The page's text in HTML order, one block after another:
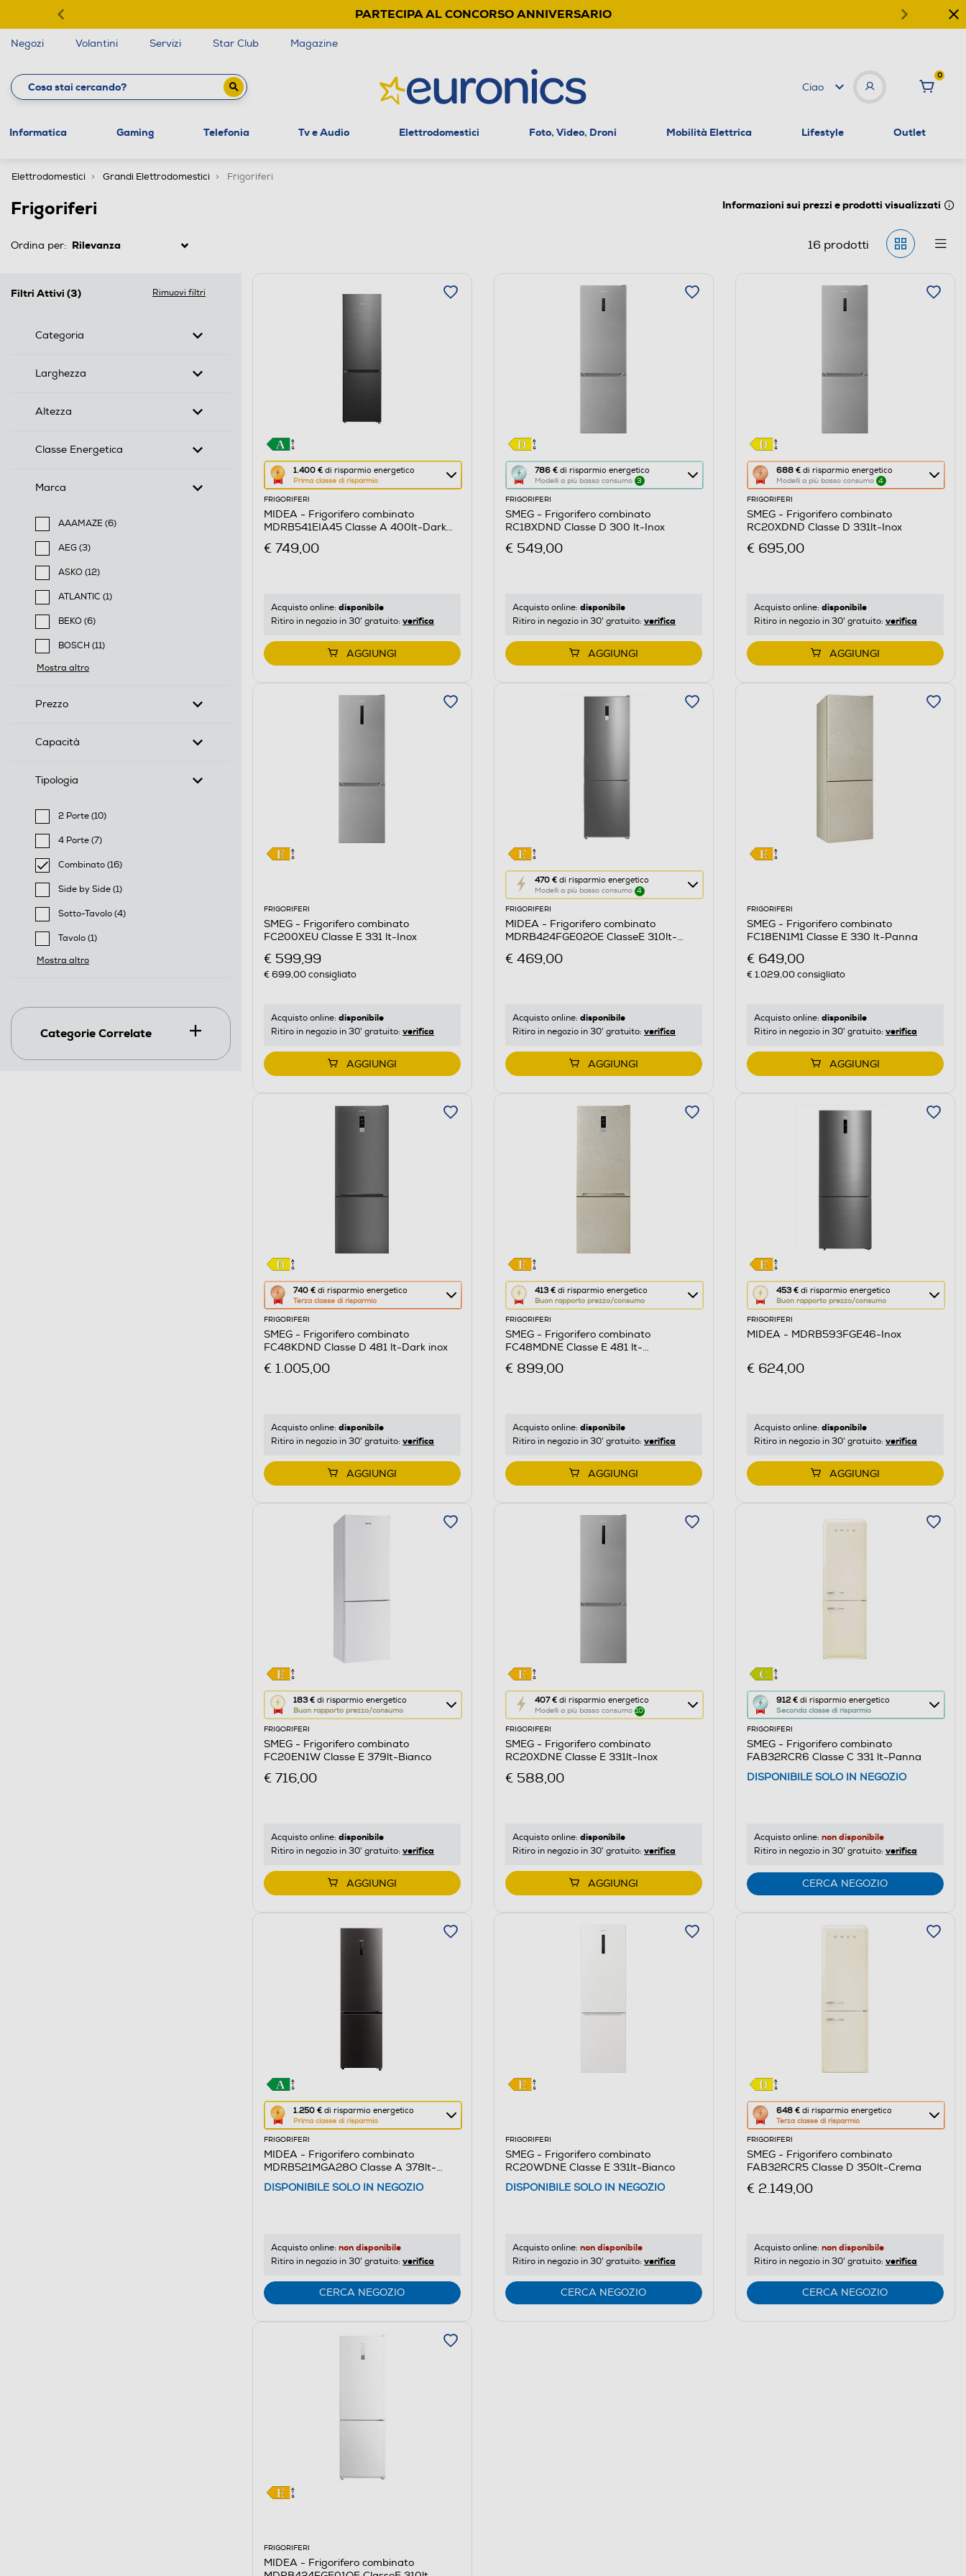
PARTECIPA AL CONCORSO ANNIVERSARIO
Negozi Volantini Servizi Star Club Magazine
Ciao
0
Informatica Gaming Telefonia Tv e Audio Elettrodomestici Foto, Video, Droni Mobilità Elettrica Lifestyle Outlet
Elettrodomestici Grandi Elettrodomestici Frigoriferi
Frigoriferi Informazioni sui prezzi e prodotti visualizzati
Ordina per: 16prodotti
Filtri Attivi (3) Rimuovi filtri
Categoria
Larghezza
Altezza
Classe Energetica
Marca
AAAMAZE (6)
Filtra per Marca: AAAMAZE
AEG (3)
Filtra per Marca: AEG
ASKO (12)
Filtra per Marca: ASKO
ATLANTIC (1)
Filtra per Marca: ATLANTIC
BEKO (6)
Filtra per Marca: BEKO
BOSCH (11)
Filtra per Marca: BOSCH
Mostra altro
Prezzo
Capacità
Tipologia
2 Porte (10)
Filtra per Tipologia: 2 Porte
4 Porte (7)
Filtra per Tipologia: 4 Porte
Combinato (16)
selected Filtro applicato per Tipologia: Combinato
Side by Side (1)
Filtra per Tipologia: Side by Side
Sotto-Tavolo (4)
Filtra per Tipologia: Sotto-Tavolo
Tavolo (1)
Filtra per Tipologia: Tavolo
Mostra altro
Categorie Correlate
1.400 € di risparmio energetico
Prima classe di risparmio
Questa
azione
aprirà
il
di
di
Youreko.
FRIGORIFERI
MIDEA - Frigorifero combinato
MDRB541EIA45 Classe A 400lt-Dark
€ 749,00
Acquisto online: disponibile
Ritiro in negozio in 30' gratuito: verifica
AGGIUNGI
786 €di risparmio energetico
Modelli a più basso consumo 3
Questa
azione
aprirà
il
di
di
Youreko.
FRIGORIFERI
SMEG - Frigorifero combinato
RC18XDND Classe D 300 lt-Inox
€ 549,00
Acquisto online: disponibile
Ritiro in negozio in 30' gratuito: verifica
AGGIUNGI
688 €di risparmio energetico
Modelli a più basso consumo 4
Questa
azione
aprirà
il
di
di
Youreko.
FRIGORIFERI
SMEG - Frigorifero combinato
RC20XDND Classe D 331lt-Inox
€ 695,00
Acquisto online: disponibile
Ritiro in negozio in 30' gratuito: verifica
AGGIUNGI
FRIGORIFERI
SMEG - Frigorifero combinato
FC200XEU Classe E 331 lt-Inox
€ 599,99
€ 699,00consigliato
Acquisto online: disponibile
Ritiro in negozio in 30' gratuito: verifica
AGGIUNGI
470 €di risparmio energetico
Modelli a più basso consumo 4
Questa
azione
aprirà
il
di
di
Youreko.
FRIGORIFERI
MIDEA - Frigorifero combinato
MDRB424FGE02OE ClasseE 310lt-
€ 469,00
Acquisto online: disponibile
Ritiro in negozio in 30' gratuito: verifica
AGGIUNGI
FRIGORIFERI
SMEG - Frigorifero combinato
FC18EN1M1 Classe E 330 lt-Panna
€ 649,00
€ 1.029,00consigliato
Acquisto online: disponibile
Ritiro in negozio in 30' gratuito: verifica
AGGIUNGI
740 € di risparmio energetico
Terza classe di risparmio
Questa
azione
aprirà
il
di
di
Youreko.
FRIGORIFERI
SMEG - Frigorifero combinato
FC48KDND Classe D 481 lt-Dark inox
€ 1.005,00
Acquisto online: disponibile
Ritiro in negozio in 30' gratuito: verifica
AGGIUNGI
413 €di risparmio energetico
Buon rapporto prezzo/consumo
Questa
azione
aprirà
il
di
di
Youreko.
FRIGORIFERI
SMEG - Frigorifero combinato
FC48MDNE Classe E 481 lt-
€ 899,00
Acquisto online: disponibile
Ritiro in negozio in 30' gratuito: verifica
AGGIUNGI
453 €di risparmio energetico
Buon rapporto prezzo/consumo
Questa
azione
aprirà
il
di
di
Youreko.
FRIGORIFERI
MIDEA - MDRB593FGE46-Inox
€ 624,00
Acquisto online: disponibile
Ritiro in negozio in 30' gratuito: verifica
AGGIUNGI
183 € di risparmio energetico
Buon rapporto prezzo/consumo
Questa
azione
aprirà
il
di
di
Youreko.
FRIGORIFERI
SMEG - Frigorifero combinato
FC20EN1W Classe E 379lt-Bianco
€ 716,00
Acquisto online: disponibile
Ritiro in negozio in 30' gratuito: verifica
AGGIUNGI
407 €di risparmio energetico
Modelli a più basso consumo 10
Questa
azione
aprirà
il
di
di
Youreko.
FRIGORIFERI
SMEG - Frigorifero combinato
RC20XDNE Classe E 331lt-Inox
€ 588,00
Acquisto online: disponibile
Ritiro in negozio in 30' gratuito: verifica
AGGIUNGI
912 €di risparmio energetico
Seconda classe di risparmio
Questa
azione
aprirà
il
Calcolatore
di
Youreko.
FRIGORIFERI
SMEG - Frigorifero combinato
FAB32RCR6 Classe C 331 lt-Panna
DISPONIBILE SOLO IN NEGOZIO
Acquisto online: non disponibile
Ritiro in negozio in 30' gratuito: verifica
CERCA NEGOZIO
1.250 € di risparmio energetico
Prima classe di risparmio
Questa
azione
aprirà
il
di
Youreko.
FRIGORIFERI
MIDEA - Frigorifero combinato
MDRB521MGA28O Classe A 378lt-
Acciaio Inox
DISPONIBILE SOLO IN NEGOZIO
Acquisto online: non disponibile
Ritiro in negozio in 30' gratuito: verifica
CERCA NEGOZIO
FRIGORIFERI
SMEG - Frigorifero combinato
RC20WDNE Classe E 331lt-Bianco
DISPONIBILE SOLO IN NEGOZIO
Acquisto online: non disponibile
Ritiro in negozio in 30' gratuito: verifica
CERCA NEGOZIO
648 €di risparmio energetico
Terza classe di risparmio
Questa
azione
aprirà
il
di
di
Youreko.
FRIGORIFERI
SMEG - Frigorifero combinato
FAB32RCR5 Classe D 350lt-Crema
€ 2.149,00
Acquisto online: non disponibile
Ritiro in negozio in 30' gratuito: verifica
CERCA NEGOZIO
FRIGORIFERI
MIDEA - Frigorifero combinato